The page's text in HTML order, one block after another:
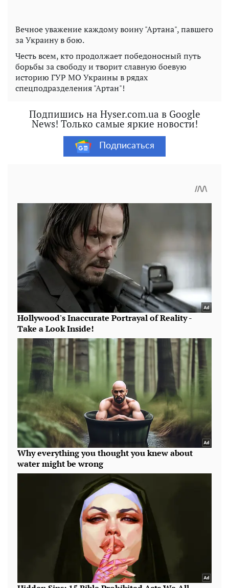
Вечное уважение каждому воину "Артана", павшего
за Украину в бою.
Честь всем, кто продолжает победоносный путь
борьбы за свободу и творит славную боевую
историю ГУР МО Украины в рядах
спецподразделения "Артан"!
Подпишись на Hyser.com.ua в Google
News! Только самые яркие новости!
Подписаться